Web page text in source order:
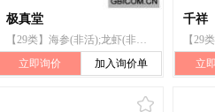
极真堂
【29类】海参(非活);龙虾(非活);蛤(非活);鱼(非活的);虾(非活);贝壳类动物(非活)
立即询价
加入询价单
千祥
立